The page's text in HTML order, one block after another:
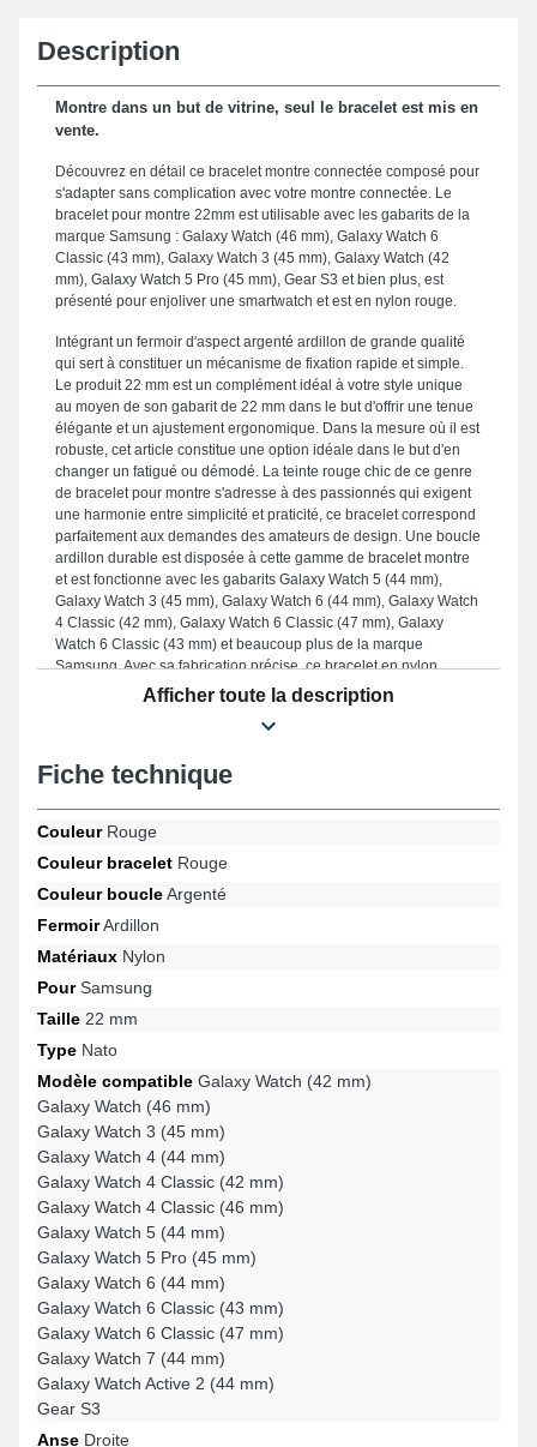
Description
Montre dans un but de vitrine, seul le bracelet est mis en
vente.
Découvrez en détail ce bracelet montre connectée composé pour
s'adapter sans complication avec votre montre connectée. Le
bracelet pour montre 22mm est utilisable avec les gabarits de la
marque Samsung : Galaxy Watch (46 mm), Galaxy Watch 6
Classic (43 mm), Galaxy Watch 3 (45 mm), Galaxy Watch (42
mm), Galaxy Watch 5 Pro (45 mm), Gear S3 et bien plus, est
présenté pour enjoliver une smartwatch et est en nylon rouge.
Intégrant un fermoir d'aspect argenté ardillon de grande qualité
qui sert à constituer un mécanisme de fixation rapide et simple.
Le produit 22 mm est un complément idéal à votre style unique
au moyen de son gabarit de 22 mm dans le but d'offrir une tenue
élégante et un ajustement ergonomique. Dans la mesure où il est
robuste, cet article constitue une option idéale dans le but d'en
changer un fatigué ou démodé. La teinte rouge chic de ce genre
de bracelet pour montre s'adresse à des passionnés qui exigent
une harmonie entre simplicité et praticité, ce bracelet correspond
parfaitement aux demandes des amateurs de design. Une boucle
ardillon durable est disposée à cette gamme de bracelet montre
et est fonctionne avec les gabarits Galaxy Watch 5 (44 mm),
Galaxy Watch 3 (45 mm), Galaxy Watch 6 (44 mm), Galaxy Watch
4 Classic (42 mm), Galaxy Watch 6 Classic (47 mm), Galaxy
Watch 6 Classic (43 mm) et beaucoup plus de la marque
Samsung. Avec sa fabrication précise, ce bracelet en nylon
Samsung se combine parfaitement sur une multitude de
références de la marque Samsung, assurant un port
ergonomique en toute simplicité.
Afficher toute la description
Fiche technique
CouleurRouge
Couleur bracelet Rouge
Couleur boucleArgenté
FermoirArdillon
Matériaux Nylon
PourSamsung
Taille 22 mm
Type Nato
Modèle compatible Galaxy Watch (42 mm)
Galaxy Watch (46 mm)
Galaxy Watch 3 (45 mm)
Galaxy Watch 4 (44 mm)
Galaxy Watch 4 Classic (42 mm)
Galaxy Watch 4 Classic (46 mm)
Galaxy Watch 5 (44 mm)
Galaxy Watch 5 Pro (45 mm)
Galaxy Watch 6 (44 mm)
Galaxy Watch 6 Classic (43 mm)
Galaxy Watch 6 Classic (47 mm)
Galaxy Watch 7 (44 mm)
Galaxy Watch Active 2 (44 mm)
Gear S3
Anse Droite